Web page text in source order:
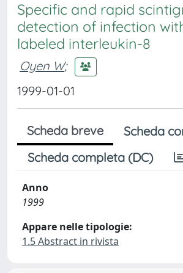
Specific and rapid
detection of infection
labeled interleukin-8
Oyen W;
1999-01-01
Scheda breve
Scheda
Scheda completa (DC)
Anno
1999
Appare nelle tipologie:
1.5 Abstract in rivista